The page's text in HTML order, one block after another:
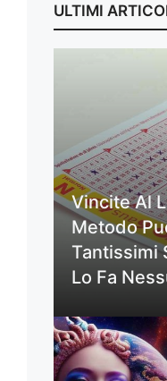
ULTIMI
Vincite Al
Metodo
Tantissimi
Lo Fa